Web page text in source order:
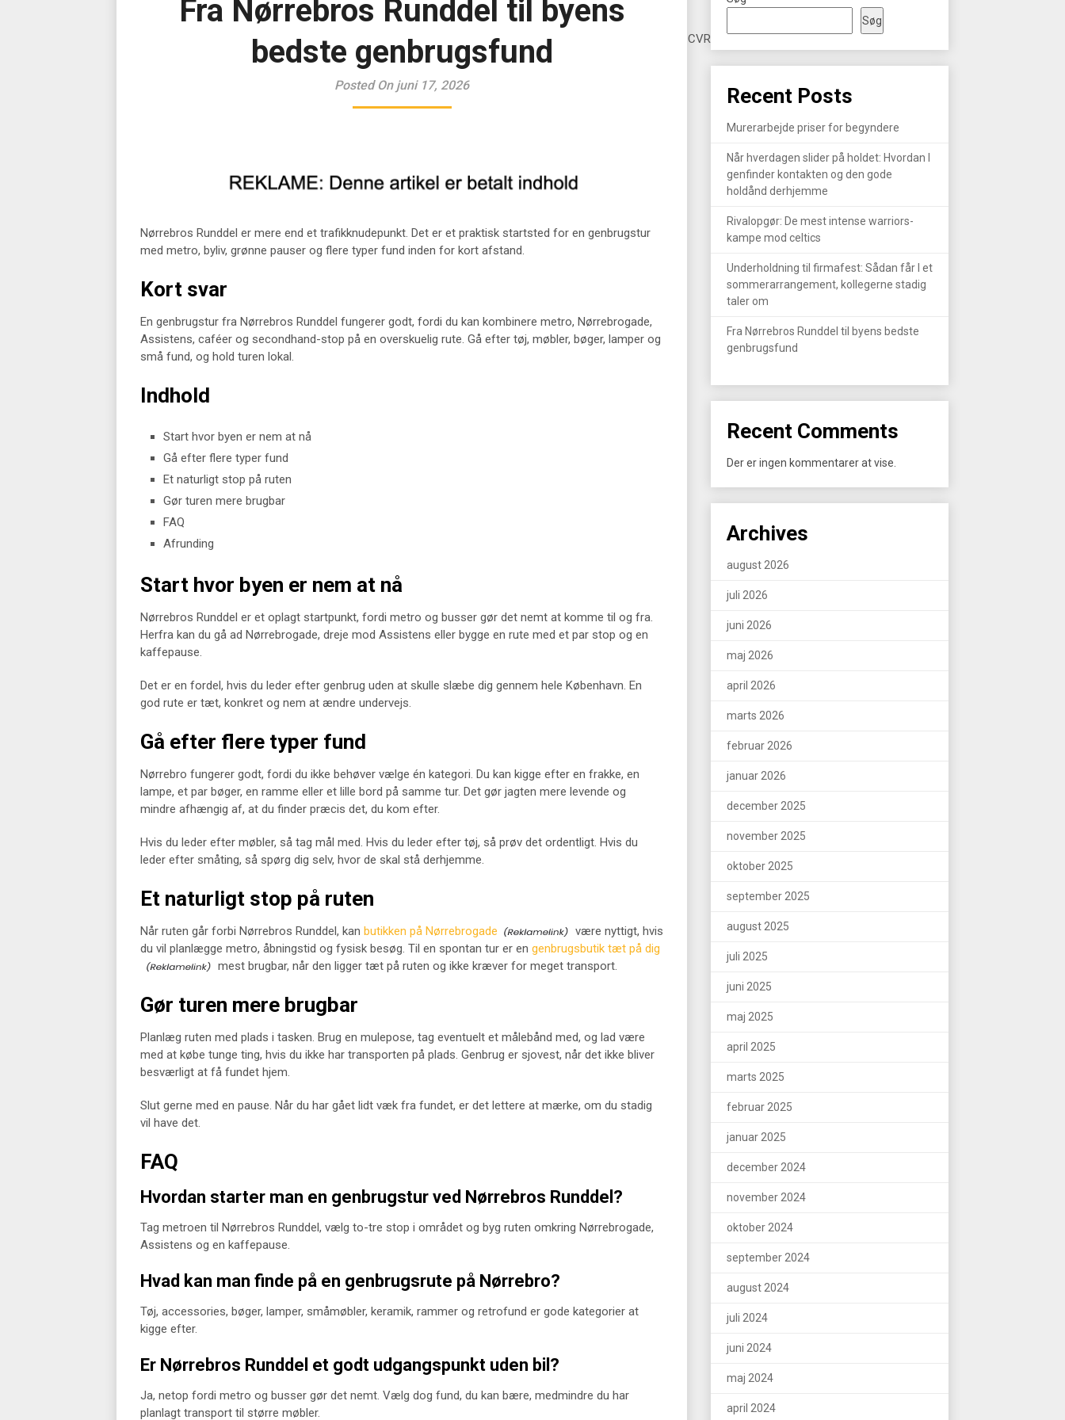
Fra Nørrebros Runddel til byens
bedste genbrugsfund
Posted On juni 17, 2026
Nørrebros Runddel er mere end et trafikknudepunkt. Det er et praktisk startsted for en genbrugstur
med metro, byliv, grønne pauser og flere typer fund inden for kort afstand.
Kort svar
En genbrugstur fra Nørrebros Runddel fungerer godt, fordi du kan kombinere metro, Nørrebrogade,
Assistens, caféer og secondhand-stop på en overskuelig rute. Gå efter tøj, møbler, bøger, lamper og
små fund, og hold turen lokal.
Indhold
Start hvor byen er nem at nå
Gå efter flere typer fund
Et naturligt stop på ruten
Gør turen mere brugbar
FAQ
Afrunding
Start hvor byen er nem at nå
Nørrebros Runddel er et oplagt startpunkt, fordi metro og busser gør det nemt at komme til og fra.
Herfra kan du gå ad Nørrebrogade, dreje mod Assistens eller bygge en rute med et par stop og en
kaffepause.
Det er en fordel, hvis du leder efter genbrug uden at skulle slæbe dig gennem hele København. En
god rute er tæt, konkret og nem at ændre undervejs.
Gå efter flere typer fund
Nørrebro fungerer godt, fordi du ikke behøver vælge én kategori. Du kan kigge efter en frakke, en
lampe, et par bøger, en ramme eller et lille bord på samme tur. Det gør jagten mere levende og
mindre afhængig af, at du finder præcis det, du kom efter.
Hvis du leder efter møbler, så tag mål med. Hvis du leder efter tøj, så prøv det ordentligt. Hvis du
leder efter småting, så spørg dig selv, hvor de skal stå derhjemme.
Et naturligt stop på ruten
Når ruten går forbi Nørrebros Runddel, kan butikken på Nørrebrogade
være nyttigt, hvis
du vil planlægge metro, åbningstid og fysisk besøg. Til en spontan tur er en genbrugsbutik tæt på dig
mest brugbar, når den ligger tæt på ruten og ikke kræver for meget transport.
Gør turen mere brugbar
Planlæg ruten med plads i tasken. Brug en mulepose, tag eventuelt et målebånd med, og lad være
med at købe tunge ting, hvis du ikke har transporten på plads. Genbrug er sjovest, når det ikke bliver
besværligt at få fundet hjem.
Slut gerne med en pause. Når du har gået lidt væk fra fundet, er det lettere at mærke, om du stadig
vil have det.
FAQ
Hvordan starter man en genbrugstur ved Nørrebros Runddel?
Tag metroen til Nørrebros Runddel, vælg to-tre stop i området og byg ruten omkring Nørrebrogade,
Assistens og en kaffepause.
Hvad kan man finde på en genbrugsrute på Nørrebro?
Tøj, accessories, bøger, lamper, småmøbler, keramik, rammer og retrofund er gode kategorier at
kigge efter.
Er Nørrebros Runddel et godt udgangspunkt uden bil?
Ja, netop fordi metro og busser gør det nemt. Vælg dog fund, du kan bære, medmindre du har
planlagt transport til større møbler.
Søg
Recent Posts
Murerarbejde priser for begyndere
Når hverdagen slider på holdet: Hvordan I
genfinder kontakten og den gode
holdånd derhjemme
Rivalopgør: De mest intense warriors-
kampe mod celtics
Underholdning til firmafest: Sådan får I et
sommerarrangement, kollegerne stadig
taler om
Fra Nørrebros Runddel til byens bedste
genbrugsfund
Recent Comments
Der er ingen kommentarer at vise.
Archives
august 2026
juli 2026
juni 2026
maj 2026
april 2026
marts 2026
februar 2026
januar 2026
december 2025
november 2025
oktober 2025
september 2025
august 2025
juli 2025
juni 2025
maj 2025
april 2025
marts 2025
februar 2025
januar 2025
december 2024
november 2024
oktober 2024
september 2024
august 2024
juli 2024
juni 2024
maj 2024
april 2024
CVR